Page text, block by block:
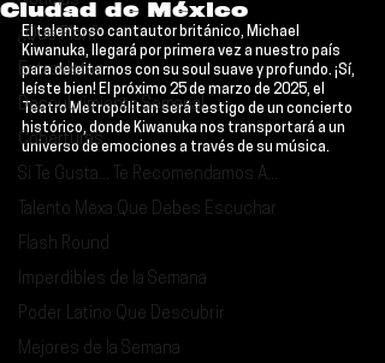
¿Qué Plan?
Entrevistas
Descubrimiento Semanal
Coberturas
Si Te Gusta... Te Recomendamos A...
Talento Mexa Que Debes Escuchar
Flash Round
Imperdibles de la Semana
Poder Latino Que Descubrir
Mejores de la Semana
Ciudad de México
El talentoso cantautor británico, Michael
Kiwanuka, llegará por primera vez a nuestro país
para deleitarnos con su soul suave y profundo. ¡Sí,
leíste bien! El próximo 25 de marzo de 2025, el
Teatro Metropólitan será testigo de un concierto
histórico, donde Kiwanuka nos transportará a un
universo de emociones a través de su música.